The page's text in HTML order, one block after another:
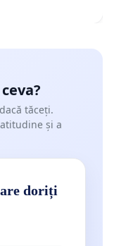
tăceți.
și a
doriți